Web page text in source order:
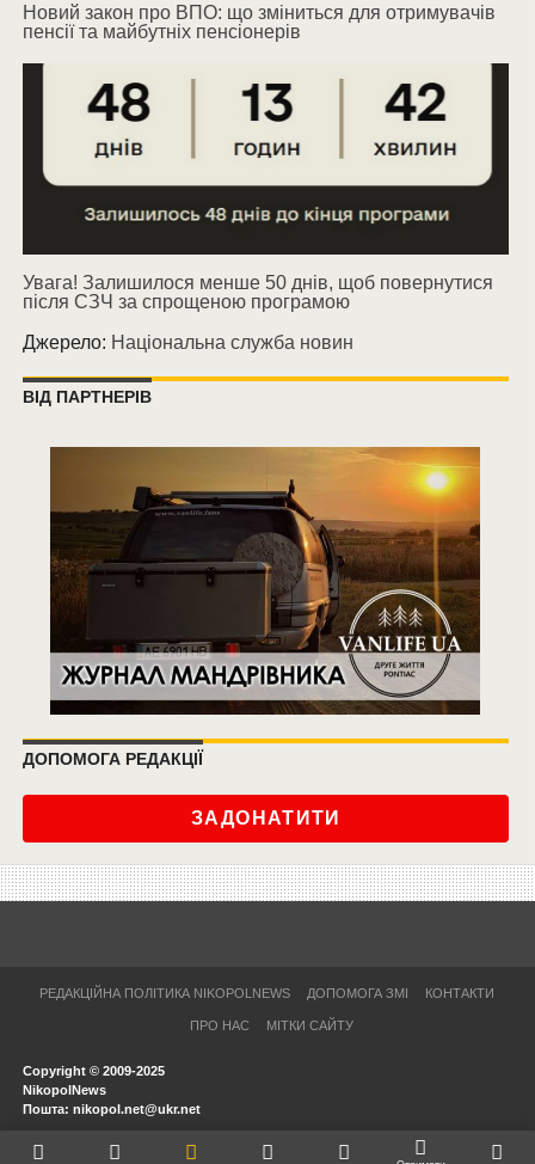
Новий закон про ВПО: що зміниться для отримувачів
пенсії та майбутніх пенсіонерів
Увага! Залишилося менше 50 днів, щоб повернутися
після СЗЧ за спрощеною програмою
Джерело: Національна служба новин
ВІД ПАРТНЕРІВ
ДОПОМОГА РЕДАКЦІЇ
ЗАДОНАТИТИ
РЕДАКЦІЙНА ПОЛІТИКА NIKOPOLNEWS ДОПОМОГА ЗМІ КОНТАКТИ
ПРО НАС МІТКИ САЙТУ
Copyright © 2009-2025
NikopolNews
Пошта: nikopol.net@ukr.net